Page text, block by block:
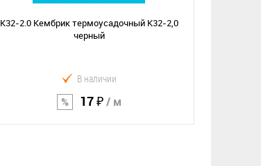
K32-2.0 Кембрик термоусадочный K32-2,0
черный
В наличии
17 ₽/ м